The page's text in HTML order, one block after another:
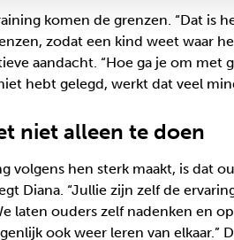
komen de grenzen. “Dat is
zodat een kind weet waar
aandacht. “Hoe ga je om met
hebt gelegd, werkt dat veel
niet alleen te doen
volgens hen sterk maakt, is dat
Diana. “Jullie zijn zelf de
laten ouders zelf nadenken en
ook weer leren van